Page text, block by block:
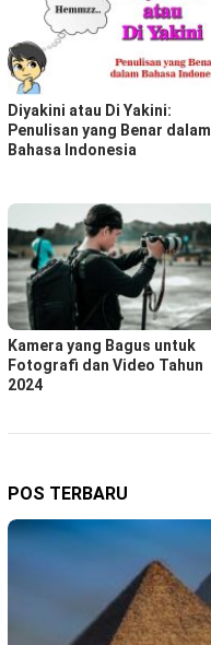
Diyakini atau Di Yakini:
Penulisan yang Benar dalam
Bahasa Indonesia
Kamera yang Bagus untuk
Fotografi dan Video Tahun
2024
POS TERBARU